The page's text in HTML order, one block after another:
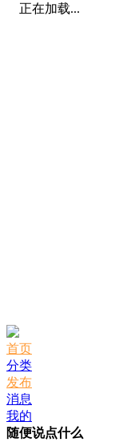
正在加载...
首页
分类
发布
消息
我的
随便说点什么